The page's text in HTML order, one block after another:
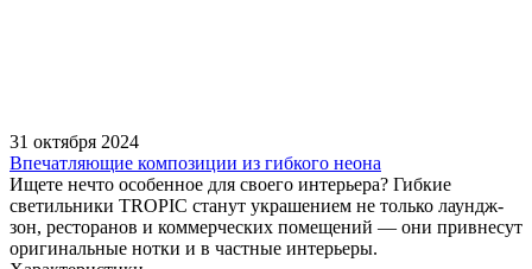
31 октября 2024
Впечатляющие композиции из гибкого неона
Ищете нечто особенное для своего интерьера? Гибкие
светильники TROPIC станут украшением не только лаундж-
зон, ресторанов и коммерческих помещений — они привнесут
оригинальные нотки и в частные интерьеры.